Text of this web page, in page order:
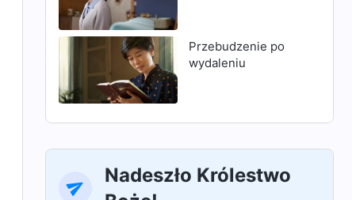
Przebudzenie po
wydaleniu
Nadeszło Królestwo